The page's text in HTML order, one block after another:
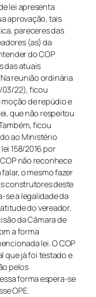
lei apresenta
aprovação, tais
pareceres das
(as) da
do COP
das atuais
Na reunião ordinária
03/22), ficou
de repúdio e
que não respeitou
ficou
ao Ministério
158/2016 por
não reconhece
o mesmo fazer
construtores deste
se a legalidade da
do vereador,
da Câmara de
a forma
lei. O COP
que já foi testado e
pelos
forma espera-se
OPE.